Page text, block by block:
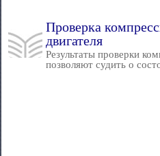
Проверка
двигателя
Результаты проверки
позволяют судить о